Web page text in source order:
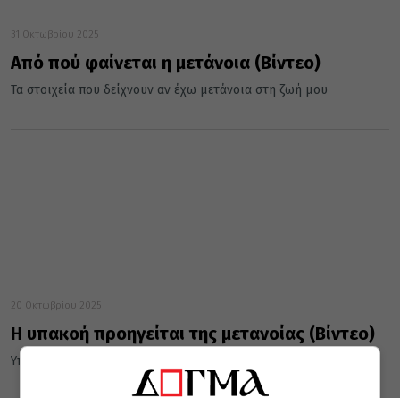
31 Οκτωβρίου 2025
Από πού φαίνεται η μετάνοια (Βίντεο)
Τα στοιχεία που δείχνουν αν έχω μετάνοια στη ζωή μου
20 Οκτωβρίου 2025
Η υπακοή προηγείται της μετανοίας (Βίντεο)
Υπακοή και μετάνοια: πώς συνδέονται